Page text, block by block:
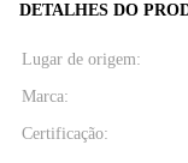
DETALHES DO
Lugar de origem:
Marca:
Certificação: